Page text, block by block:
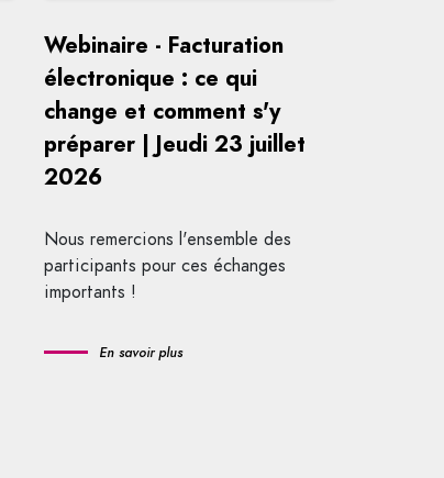
Webinaire - Facturation
électronique : ce qui
change et comment s'y
préparer | Jeudi 23 juillet
2026
Nous remercions l'ensemble des
participants pour ces échanges
importants !
En savoir plus